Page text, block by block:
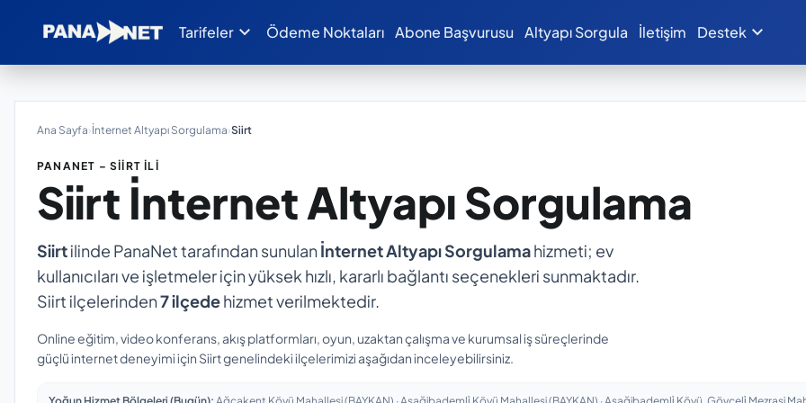
Tarifeler expand_more Ödeme Noktaları Abone Başvurusu Altyapı Sorgula İletişim Destek expand_more
Ana Sayfa›İnternet Altyapı Sorgulama›Siirt
PANANET – SIIRT İLI
Siirt İnternet Altyapı Sorgulama
Siirtilinde PanaNet tarafından sunulanİnternet Altyapı Sorgulamahizmeti; ev
kullanıcıları ve işletmeler için yüksek hızlı, kararlı bağlantı seçenekleri sunmaktadır.
Siirt ilçelerinden7 ilçedehizmet verilmektedir.
Online eğitim, video konferans, akış platformları, oyun, uzaktan çalışma ve kurumsal iş süreçlerinde
güçlü internet deneyimi için Siirt genelindeki ilçelerimizi aşağıdan inceleyebilirsiniz.